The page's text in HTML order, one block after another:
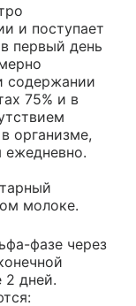
и поступает
первый день
содержании
75% и в
организме,
ежедневно.
молоке.
фазе через
2 дней.